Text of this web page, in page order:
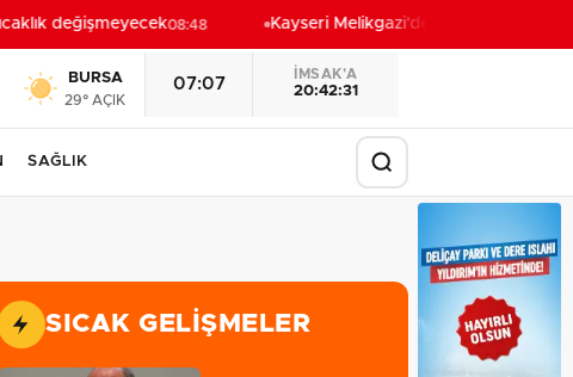
değişmeyecek08:48 Kayseri Melikgazi'den ücretsiz yaz
BURSA
29° AÇIK
07:07
İMSAK'A
20:42:29
SAĞLIK
SICAK GELIŞMELER